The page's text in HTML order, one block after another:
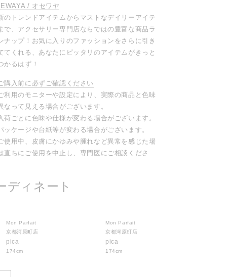
/ オセワヤ
のトレンドアイテムからマストなデイリーアイテ
で、アクセサリー専門店ならではの豊富な商品ラ
ナップ！お気に入りのファッションをさらに引き
てくれる、あなたにピッタリのアイテムがきっと
かるはず！
購入前に必ずご確認ください
利用のモニターや設定により、実際の商品と色味
なって見える場合がございます。
荷ごとに色味や仕様が変わる場合がございます。
ッケージや台紙等が変わる場合がございます。
使用中、皮膚にかゆみや腫れなど異常を感じた場
直ちにご使用を中止し、専門医にご相談くださ
ディネート
Mon Parfait
京都河原町店
pica
174cm
Mon Parfait
京都河原町店
pica
174cm